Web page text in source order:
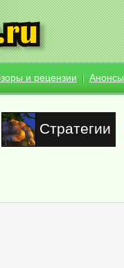
и рецензии Анонсы
Стратегии